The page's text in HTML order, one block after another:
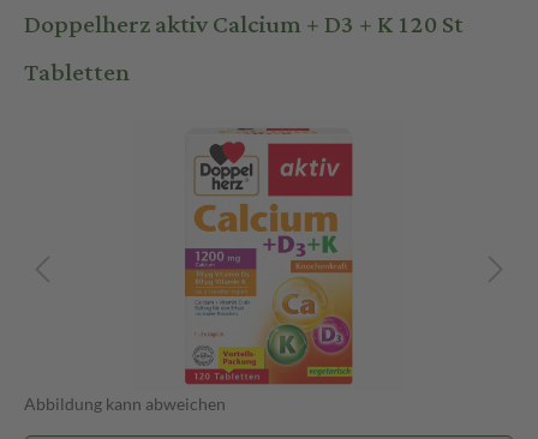
Doppelherz aktiv Calcium + D3 + K 120 St
Tabletten
Abbildung kann abweichen